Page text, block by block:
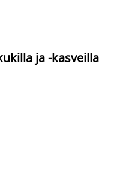
ja -kasveilla